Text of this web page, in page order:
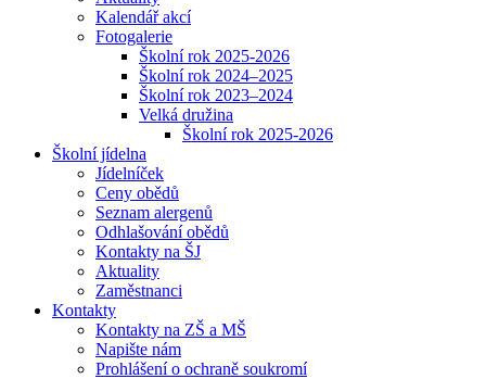
Kalendář akcí
Fotogalerie
Školní rok 2025-2026
Školní rok 2024–2025
Školní rok 2023–2024
Velká družina
Školní rok 2025-2026
Školní jídelna
Jídelníček
Ceny obědů
Seznam alergenů
Odhlašování obědů
Kontakty na ŠJ
Aktuality
Zaměstnanci
Kontakty
Kontakty na ZŠ a MŠ
Napište nám
Prohlášení o ochraně soukromí